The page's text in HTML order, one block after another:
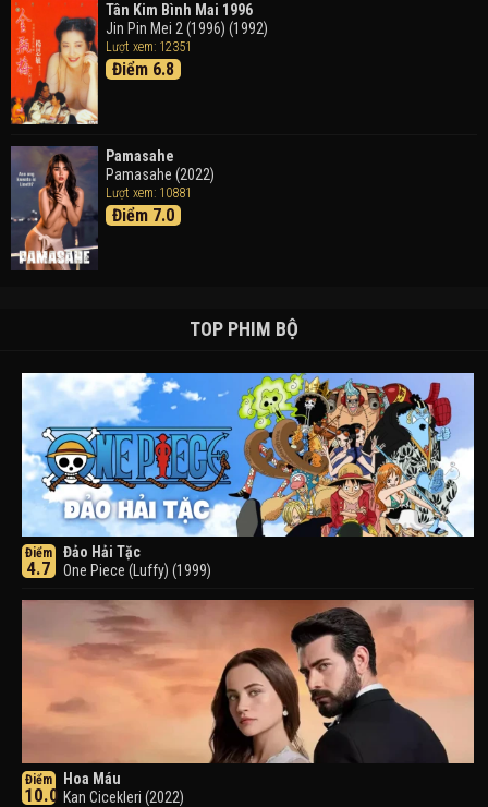
Tân Kim Bình Mai 1996
Jin Pin Mei 2 (1996) (1992)
Lượt xem: 12351
Điểm 6.8
Pamasahe
Pamasahe (2022)
Lượt xem: 10881
Điểm 7.0
TOP PHIM BỘ
Điểm
4.7
Đảo Hải Tặc
One Piece (Luffy) (1999)
Điểm
10.0
Hoa Máu
Kan Cicekleri (2022)